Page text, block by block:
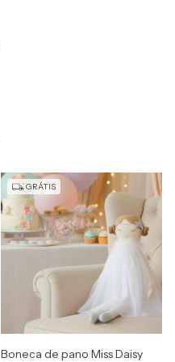
GRÁTIS
Boneca de pano Miss Daisy